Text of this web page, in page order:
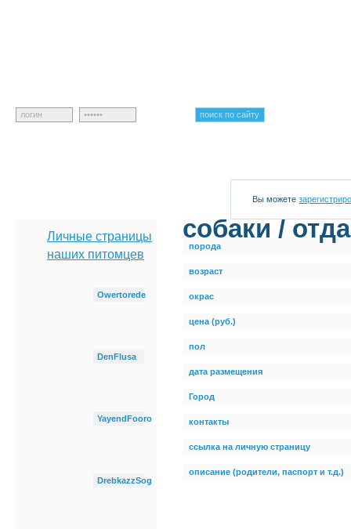
Вы можете
Личные страницы
наших питомцев
Owertorede
DenFlusa
YayendFooro
DrebkazzSog
cобаки /
порода
возраст
окрас
цена (руб.)
пол
дата размещения
Город
контакты
ссылка на личную страницу
описание (родители, паспорт и т.д.)